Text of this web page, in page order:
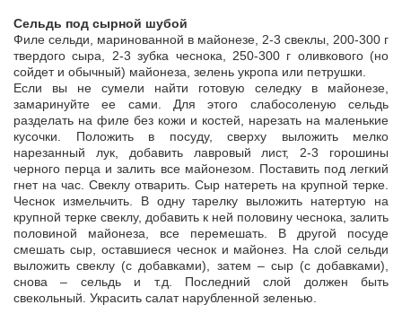
Сельдь под сырной шубой
Филе сельди, маринованной в майонезе, 2-3 свеклы, 200-300 г
твердого сыра, 2-3 зубка чеснока, 250-300 г оливкового (но
сойдет и обычный) майонеза, зелень укропа или петрушки.
Если вы не сумели найти готовую селедку в майонезе,
замаринуйте ее сами. Для этого слабосоленую сельдь
разделать на филе без кожи и костей, нарезать на маленькие
кусочки. Положить в посуду, сверху выложить мелко
нарезанный лук, добавить лавровый лист, 2-3 горошины
черного перца и залить все майонезом. Поставить под легкий
гнет на час. Свеклу отварить. Сыр натереть на крупной терке.
Чеснок измельчить. В одну тарелку выложить натертую на
крупной терке свеклу, добавить к ней половину чеснока, залить
половиной майонеза, все перемешать. В другой посуде
смешать сыр, оставшиеся чеснок и майонез. На слой сельди
выложить свеклу (с добавками), затем – сыр (с добавками),
снова – сельдь и т.д. Последний слой должен быть
свекольный. Украсить салат нарубленной зеленью.